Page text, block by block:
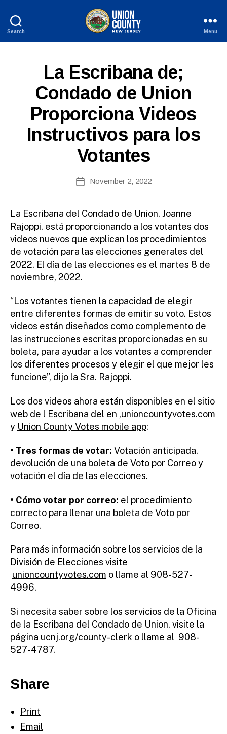
Search
New
Jersey
Menu
CategoriesLa Escribana de;
Condado de Union
Proporciona Videos
Instructivos para los
Votantes
author
B
W
e
b
Si
ini
ra
to
r
PostNovember 2, 2022
La Escribana del Condado de Union, Joanne
Rajoppi, está proporcionando a los votantes dos
videos nuevos que explican los procedimientos
de votación para las elecciones generales del
2022. El día de las elecciones es el martes 8 de
noviembre, 2022.
“Los votantes tienen la capacidad de elegir
entre diferentes formas de emitir su voto. Estos
videos están diseñados como complemento de
las instrucciones escritas proporcionadas en su
boleta, para ayudar a los votantes a comprender
los diferentes procesos y elegir el que mejor les
funcione”, dijo la Sra. Rajoppi.
Los dos videos ahora están disponibles en el sitio
web de l Escribana del en ,unioncountyvotes.com
y Union County Votes mobile app:
• Tres formas de votar: Votación anticipada,
devolución de una boleta de Voto por Correo y
votación el día de las elecciones.
• Cómo votar por correo: el procedimiento
correcto para llenar una boleta de Voto por
Correo.
Para más información sobre los servicios de la
División de Elecciones visite
unioncountyvotes.com o llame al 908-527-
4996.
Si necesita saber sobre los servicios de la Oficina
de la Escribana del Condado de Union, visite la
página ucnj.org/county-clerk o llame al 908-
527-4787.
Share
Print
Email